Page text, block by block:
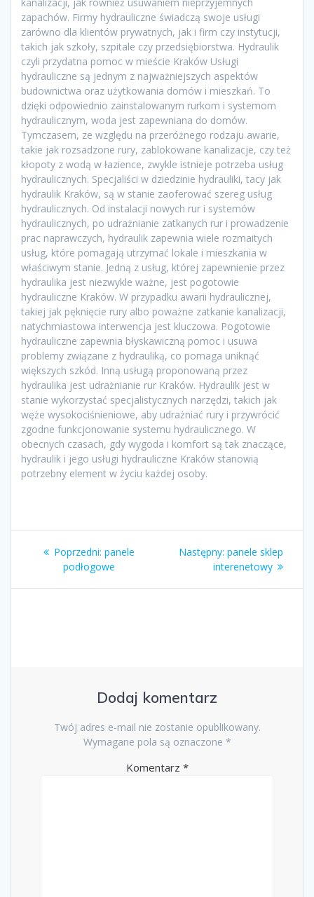
zapachów. Firmy hydrauliczne świadczą swoje usługi
zarówno dla klientów prywatnych, jak i firm czy instytucji,
takich jak szkoły, szpitale czy przedsiębiorstwa. Hydraulik
czyli przydatna pomoc w mieście Kraków Usługi
hydrauliczne są jednym z najważniejszych aspektów
budownictwa oraz użytkowania domów i mieszkań. To
dzięki odpowiednio zainstalowanym rurkom i systemom
hydraulicznym, woda jest zapewniana do domów.
Tymczasem, ze względu na przeróżnego rodzaju awarie,
takie jak rozsadzone rury, zablokowane kanalizacje, czy też
kłopoty z wodą w łazience, zwykle istnieje potrzeba usług
hydraulicznych. Specjaliści w dziedzinie hydrauliki, tacy jak
hydraulik Kraków, są w stanie zaoferować szereg usług
hydraulicznych. Od instalacji nowych rur i systemów
hydraulicznych, po udrażnianie zatkanych rur i prowadzenie
prac naprawczych, hydraulik zapewnia wiele rozmaitych
usług, które pomagają utrzymać lokale i mieszkania w
właściwym stanie. Jedną z usług, której zapewnienie przez
hydraulika jest niezwykle ważne, jest pogotowie
hydrauliczne Kraków. W przypadku awarii hydraulicznej,
takiej jak pęknięcie rury albo poważne zatkanie kanalizacji,
natychmiastowa interwencja jest kluczowa. Pogotowie
hydrauliczne zapewnia błyskawiczną pomoc i usuwa
problemy związane z hydrauliką, co pomaga uniknąć
większych szkód. Inną usługą proponowaną przez
hydraulika jest udrażnianie rur Kraków. Hydraulik jest w
stanie wykorzystać specjalistycznych narzędzi, takich jak
węże wysokociśnieniowe, aby udrażniać rury i przywrócić
zgodne funkcjonowanie systemu hydraulicznego. W
obecnych czasach, gdy wygoda i komfort są tak znaczące,
hydraulik i jego usługi hydrauliczne Kraków stanowią
potrzebny element w życiu każdej osoby.
Nawigacja
wpisu
Poprzedni: Poprzedni
wpis:
panele
podłogowe
Następny: Następny
wpis:
panele sklep
interenetowy
Dodaj komentarz
Twój adres e-mail nie zostanie opublikowany.
Wymagane pola są oznaczone *
Komentarz *